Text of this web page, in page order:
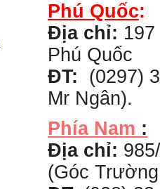
Phú Quốc:
Địa chỉ:
Phú Quốc
ĐT:
(0297)
Mr Ngân).
Phía Nam :
Địa chỉ:
(Góc